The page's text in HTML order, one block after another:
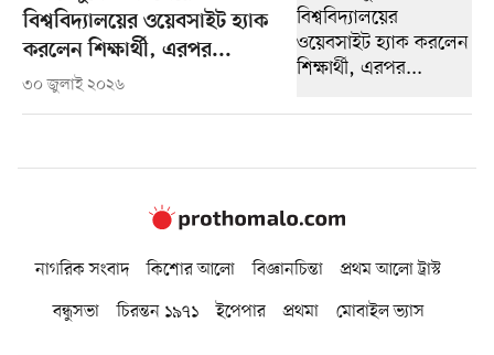
বিশ্ববিদ্যালয়ের ওয়েবসাইট হ্যাক
করলেন শিক্ষার্থী, এরপর...
৩০ জুলাই ২০২৬
নাগরিক সংবাদ কিশোর আলো বিজ্ঞানচিন্তা
প্রথম আলো ট্রাস্ট
বন্ধুসভা
চিরন্তন ১৯৭১ ইপেপার প্রথমা মোবাইল ভ্যাস